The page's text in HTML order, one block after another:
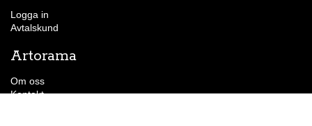
Logga in
Avtalskund
Artorama
Om oss
Kontakt